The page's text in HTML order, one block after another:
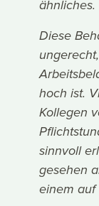
ähnliches.
Diese
hoch ist.
Kollegen
sinnvoll
gesehen
einem auf